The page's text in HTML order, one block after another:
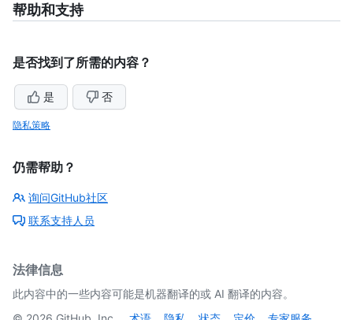
帮助和支持
是否找到了所需的内容？
是 否
隐私策略
仍需帮助？
询问GitHub社区
联系支持人员
法律信息
此内容中的一些内容可能是机器翻译的或 AI 翻译的内容。